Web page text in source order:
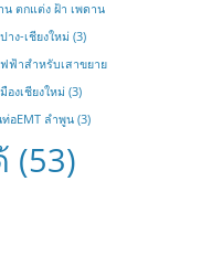
น ตกแต่ง ฝ้า เพดาน
ง-เชียงใหม่ (3)
ฟ้าสำหรับเสาขยาย
องเชียงใหม่ (3)
ท่อEMT ลำพูน (3)
(53)